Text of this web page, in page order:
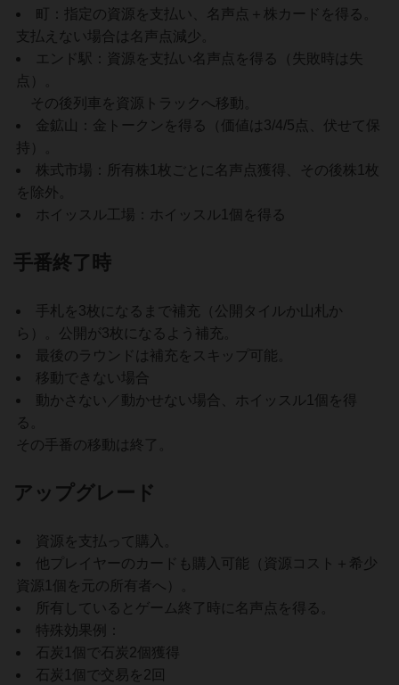
町：指定の資源を支払い、名声点＋株カードを得る。
支払えない場合は名声点減少。
エンド駅：資源を支払い名声点を得る（失敗時は失
点）。
その後列車を資源トラックへ移動。
金鉱山：金トークンを得る（価値は3/4/5点、伏せて保
持）。
株式市場：所有株1枚ごとに名声点獲得、その後株1枚
を除外。
ホイッスル工場：ホイッスル1個を得る
手番終了時
手札を3枚になるまで補充（公開タイルか山札か
ら）。公開が3枚になるよう補充。
最後のラウンドは補充をスキップ可能。
移動できない場合
動かさない／動かせない場合、ホイッスル1個を得
る。
その手番の移動は終了。
アップグレード
資源を支払って購入。
他プレイヤーのカードも購入可能（資源コスト＋希少
資源1個を元の所有者へ）。
所有しているとゲーム終了時に名声点を得る。
特殊効果例：
石炭1個で石炭2個獲得
石炭1個で交易を2回